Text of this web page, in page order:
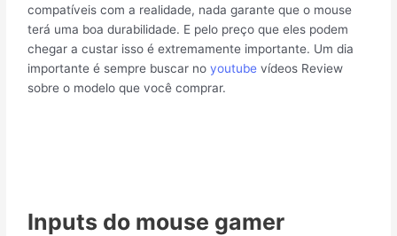
compatíveis com a realidade, nada garante que o mouse
terá uma boa durabilidade. E pelo preço que eles podem
chegar a custar isso é extremamente importante. Um dia
importante é sempre buscar noyoutubevídeos Review
sobre o modelo que você comprar.
Inputs do mouse gamer